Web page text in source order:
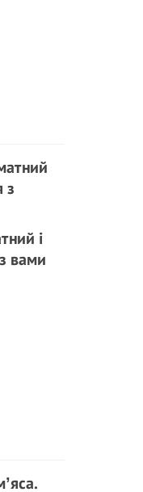
і
вами